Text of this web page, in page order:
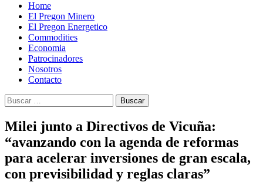
Home
El Pregon Minero
El Pregon Energetico
Commodities
Economia
Patrocinadores
Nosotros
Contacto
Buscar:
Milei junto a Directivos de Vicuña:
“avanzando con la agenda de reformas
para acelerar inversiones de gran escala,
con previsibilidad y reglas claras”